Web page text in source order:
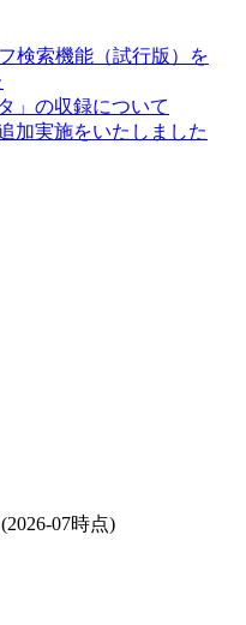
検索機能（試行版）を
」の収録について
加実施をいたしました
(2026-07時点)